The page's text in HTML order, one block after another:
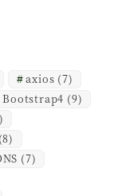
axios (7)
Bootstrap4 (9)
(8)
(7)